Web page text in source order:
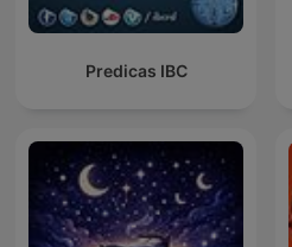
Predicas IBC